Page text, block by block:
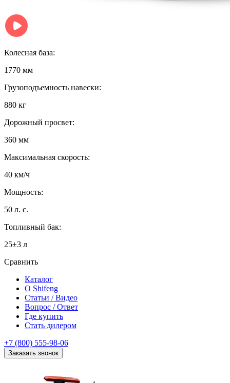
Колесная база:
1770 мм
Грузоподъемность навески:
880 кг
Дорожный просвет:
360 мм
Максимальная скорость:
40 км/ч
Мощность:
50 л. с.
Топливный бак:
25±3 л
Сравнить
Каталог
О Shifeng
Статьи / Видео
Вопрос / Ответ
Где купить
Стать дилером
+7 (800) 555-98-06
Заказать звонок